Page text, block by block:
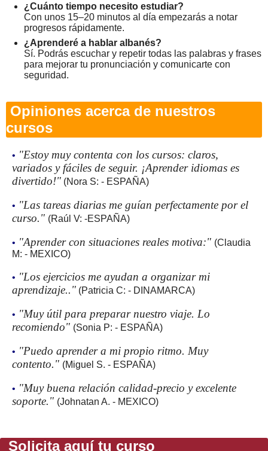
¿Cuánto tiempo necesito estudiar?
Con unos 15–20 minutos al día empezarás a notar
progresos rápidamente.
¿Aprenderé a hablar albanés?
Sí. Podrás escuchar y repetir todas las palabras y frases
para mejorar tu pronunciación y comunicarte con
seguridad.
Opiniones acerca de nuestros
cursos
• "Estoy muy contenta con los cursos: claros,
variados y fáciles de seguir. ¡Aprender idiomas es
divertido!" (Nora S: - ESPAÑA)
• "Las tareas diarias me guían perfectamente por el
curso." (Raúl V: -ESPAÑA)
• "Aprender con situaciones reales motiva:" (Claudia
M: - MEXICO)
• "Los ejercicios me ayudan a organizar mi
aprendizaje.." (Patricia C: - DINAMARCA)
• "Muy útil para preparar nuestro viaje. Lo
recomiendo" (Sonia P: - ESPAÑA)
• "Puedo aprender a mi propio ritmo. Muy
contento." (Miguel S. - ESPAÑA)
• "Muy buena relación calidad-precio y excelente
soporte." (Johnatan A. - MEXICO)
Solicita aquí tu curso